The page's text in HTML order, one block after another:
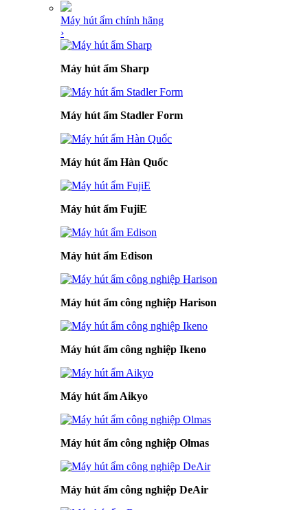
Máy hút ẩm chính hãng
›
Máy hút ẩm Sharp
Máy hút ẩm Stadler Form
Máy hút ẩm Hàn Quốc
Máy hút ẩm FujiE
Máy hút ẩm Edison
Máy hút ẩm công nghiệp Harison
Máy hút ẩm công nghiệp Ikeno
Máy hút ẩm Aikyo
Máy hút ẩm công nghiệp Olmas
Máy hút ẩm công nghiệp DeAir